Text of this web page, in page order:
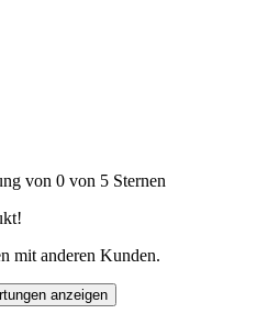
von 0 von 5 Sternen
mit anderen Kunden.
anzeigen